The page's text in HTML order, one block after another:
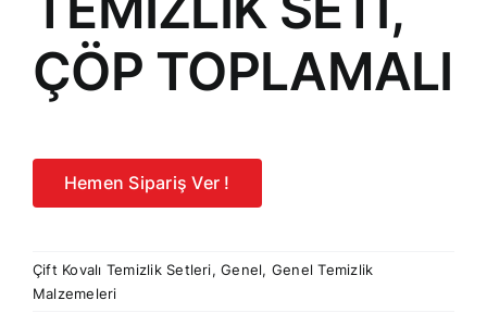
ÇÖP TOPLAMALI
Hemen Sipariş Ver !
Çift Kovalı Temizlik Setleri,Genel, Genel Temizlik
Malzemeleri